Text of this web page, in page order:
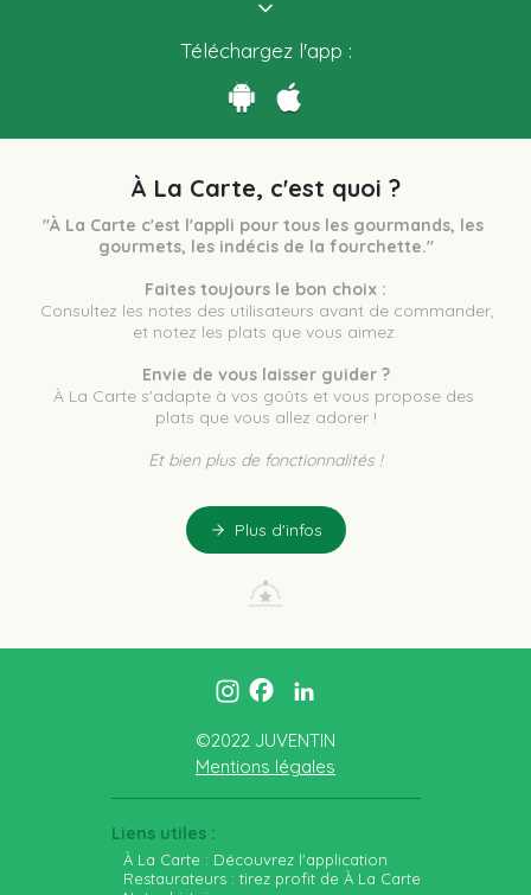
Téléchargez l'app :
À La Carte, c'est quoi ?
"À La Carte c'est l'appli pour tous les gourmands, les
gourmets, les indécis de la fourchette."
Faites toujours le bon choix :
et notez les plats que vous aimez.
Envie de vous laisser guider ?
À La Carte s'adapte à vos goûts et vous propose des
plats que vous allez adorer !
Et bien plus de fonctionnalités !
Plus d'infos
©2022 JUVENTIN
Mentions légales
Liens utiles :
À La Carte : Découvrez l'application
Restaurateurs : tirez profit de À La Carte